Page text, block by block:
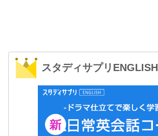
スタディサプリENGLISH